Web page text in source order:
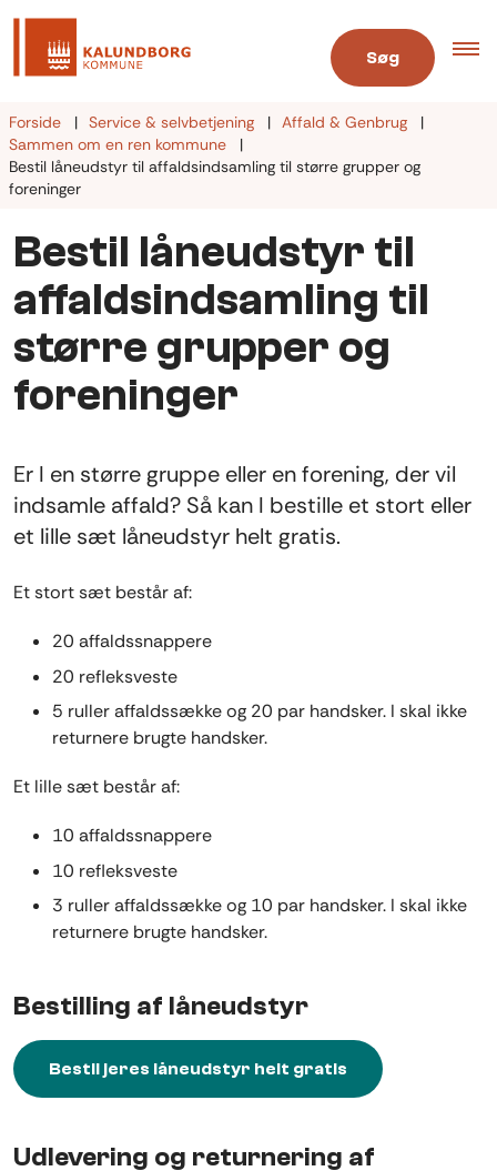
Søg
Forside Service & selvbetjening
Affald & Genbrug
Sammen om en ren kommune
Bestil låneudstyr til affaldsindsamling til større grupper og
foreninger
Bestil låneudstyr til
affaldsindsamling til
større grupper og
foreninger
Er I en større gruppe eller en forening, der vil
indsamle affald? Så kan I bestille et stort eller
et lille sæt låneudstyr helt gratis.
Et stort sæt består af:
20 affaldssnappere
20 refleksveste
5 ruller affaldssække og 20 par handsker. I skal ikke
returnere brugte handsker.
Et lille sæt består af:
10 affaldssnappere
10 refleksveste
3 ruller affaldssække og 10 par handsker. I skal ikke
returnere brugte handsker.
Bestilling af låneudstyr
Bestil jeres låneudstyr helt gratis
Udlevering og returnering af